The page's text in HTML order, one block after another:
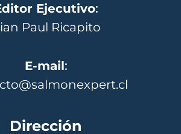
Ejecutivo:
Paul Ricapito
E-mail:
Dirección